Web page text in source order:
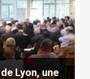
Lyon, une